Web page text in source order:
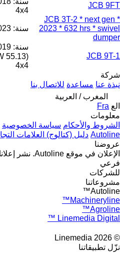
JCB 9FT
4x4
JCB 3T-2 * next gen *
2023 * 632 hrs * swivel
dumper
سنة: 2023
JCB 9T-1
4x4
شركة
نبذة عنا مساعدة للاتصال بنا
المغرب / العربية
الع Fra
معلومات
الشروط والأحكام سياسة الخصوصية
Autoline دليل (كتالوج) العلامات
عروضنا
الإعلان في موقع Autoline.
نشر
فرعي
للشركات
مشروعاتنا
Autoline™
Machineryline™
Agroline™
Linemedia Digital ™
© 2026 Linemedia
نزّل تطبيقاتنا